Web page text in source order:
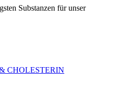
Substanzen für unser
CHOLESTERIN